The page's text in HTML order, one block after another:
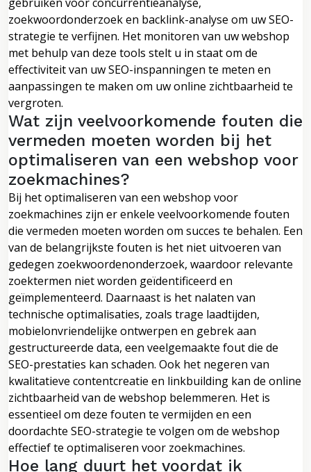
zoekwoordonderzoek en backlink-analyse om uw SEO-
strategie te verfijnen. Het monitoren van uw webshop
met behulp van deze tools stelt u in staat om de
effectiviteit van uw SEO-inspanningen te meten en
aanpassingen te maken om uw online zichtbaarheid te
vergroten.
Wat zijn veelvoorkomende fouten die
vermeden moeten worden bij het
optimaliseren van een webshop voor
zoekmachines?
Bij het optimaliseren van een webshop voor
zoekmachines zijn er enkele veelvoorkomende fouten
die vermeden moeten worden om succes te behalen. Een
van de belangrijkste fouten is het niet uitvoeren van
gedegen zoekwoordenonderzoek, waardoor relevante
zoektermen niet worden geïdentificeerd en
geïmplementeerd. Daarnaast is het nalaten van
technische optimalisaties, zoals trage laadtijden,
mobielonvriendelijke ontwerpen en gebrek aan
gestructureerde data, een veelgemaakte fout die de
SEO-prestaties kan schaden. Ook het negeren van
kwalitatieve contentcreatie en linkbuilding kan de online
zichtbaarheid van de webshop belemmeren. Het is
essentieel om deze fouten te vermijden en een
doordachte SEO-strategie te volgen om de webshop
effectief te optimaliseren voor zoekmachines.
Hoe lang duurt het voordat ik